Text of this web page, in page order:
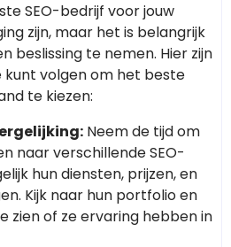
SEO-bedrijf voor jouw
zijn, maar het is belangrijk
beslissing te nemen. Hier zijn
kunt volgen om het beste
te kiezen:
Neem de tijd om
naar verschillende SEO-
hun diensten, prijzen, en
Kijk naar hun portfolio en
zien of ze ervaring hebben in